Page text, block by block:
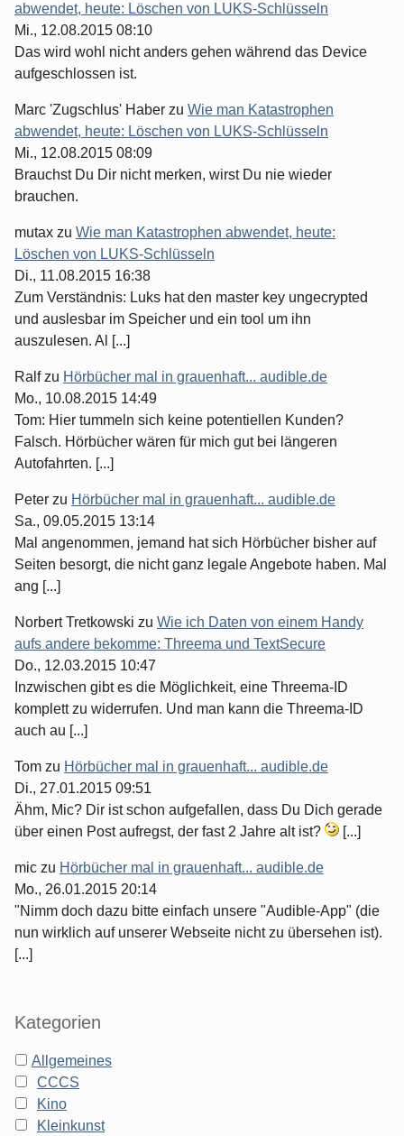
abwendet, heute: Löschen von LUKS-Schlüsseln
Mi., 12.08.2015 08:10
Das wird wohl nicht anders gehen während das Device
aufgeschlossen ist.
Marc 'Zugschlus' Haber zu Wie man Katastrophen
abwendet, heute: Löschen von LUKS-Schlüsseln
Mi., 12.08.2015 08:09
Brauchst Du Dir nicht merken, wirst Du nie wieder
brauchen.
mutax zu Wie man Katastrophen abwendet, heute:
Löschen von LUKS-Schlüsseln
Di., 11.08.2015 16:38
Zum Verständnis: Luks hat den master key ungecrypted
und auslesbar im Speicher und ein tool um ihn
auszulesen. Al [...]
Ralfzu Hörbücher mal in grauenhaft... audible.de
Mo., 10.08.2015 14:49
Tom: Hier tummeln sich keine potentiellen Kunden?
Falsch. Hörbücher wären für mich gut bei längeren
Autofahrten. [...]
Peter zu Hörbücher mal in grauenhaft... audible.de
Sa., 09.05.2015 13:14
Mal angenommen, jemand hat sich Hörbücher bisher auf
Seiten besorgt, die nicht ganz legale Angebote haben. Mal
ang [...]
Norbert Tretkowski zu Wie ich Daten von einem Handy
aufs andere bekomme: Threema und TextSecure
Do., 12.03.2015 10:47
Inzwischen gibt es die Möglichkeit, eine Threema-ID
komplett zu widerrufen. Und man kann die Threema-ID
auch au [...]
Tom zu Hörbücher mal in grauenhaft... audible.de
Di., 27.01.2015 09:51
Ähm, Mic? Dir ist schon aufgefallen, dass Du Dich gerade
über einen Post aufregst, der fast 2 Jahre alt ist?
[...]
mic zu Hörbücher mal in grauenhaft... audible.de
Mo., 26.01.2015 20:14
"Nimm doch dazu bitte einfach unsere "Audible-App" (die
nun wirklich auf unserer Webseite nicht zu übersehen ist).
[...]
Kategorien
Allgemeines
CCCS
Kino
Kleinkunst